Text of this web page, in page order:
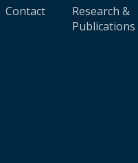
Contact
Research &
Publications